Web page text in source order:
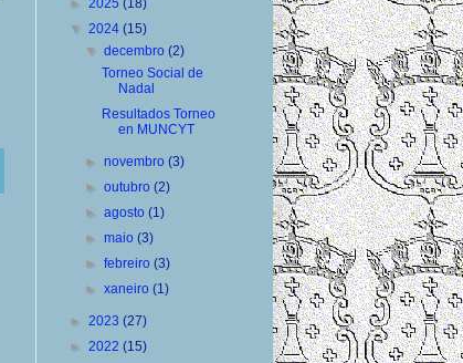
► 2025 (18)
▼ 2024 (15)
▼decembro(2)
Torneo Social de
Nadal
Resultados Torneo
en MUNCYT
►novembro(3)
►outubro(2)
►agosto(1)
►maio(3)
►febreiro(3)
►xaneiro(1)
► 2023 (27)
► 2022 (15)